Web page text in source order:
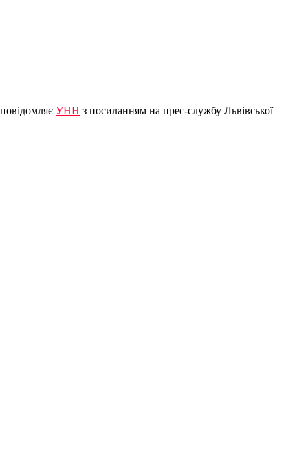
УНН з посиланням на прес-службу Львівської